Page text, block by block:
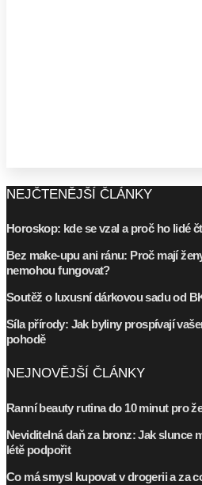
NEJČTENĚJŠÍ ČLÁNKY
Horoskop: kde se vzal a proč ho lidé
Bez make-upu ani ránu: Proč mají
nemohou fungovat?
Soutěž o luxusní dárkovou sadu od
Síla přírody: Jak byliny prospívají
pohodě
NEJNOVĚJŠÍ ČLÁNKY
Ranní beauty rutina do 10 minut pro
Neviditelná daň za bronz: Jak slunce
létě podpořit
Co má smysl kupovat v drogerii a za